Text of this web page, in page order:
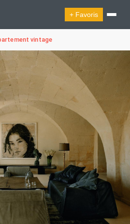
+ Favoris
Cabanes
Decoration Noël
Photos
La Semaine Décoration Et Design
Mélo Suédois
Publi Reportage
Astrologique
Loft
House
Maison D'hôtes
On Décode La Déco
vintage